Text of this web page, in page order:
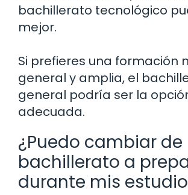
bachillerato tecnológico
mejor.
Si prefieres una formación
general y amplia, el
general podría ser la
adecuada.
¿Puedo cambiar de
bachillerato a
durante mis